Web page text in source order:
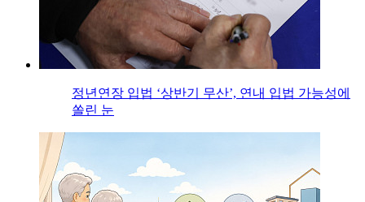
정년연장 입법 ‘상반기 무산’, 연내 입법 가능성에
쏠린 눈